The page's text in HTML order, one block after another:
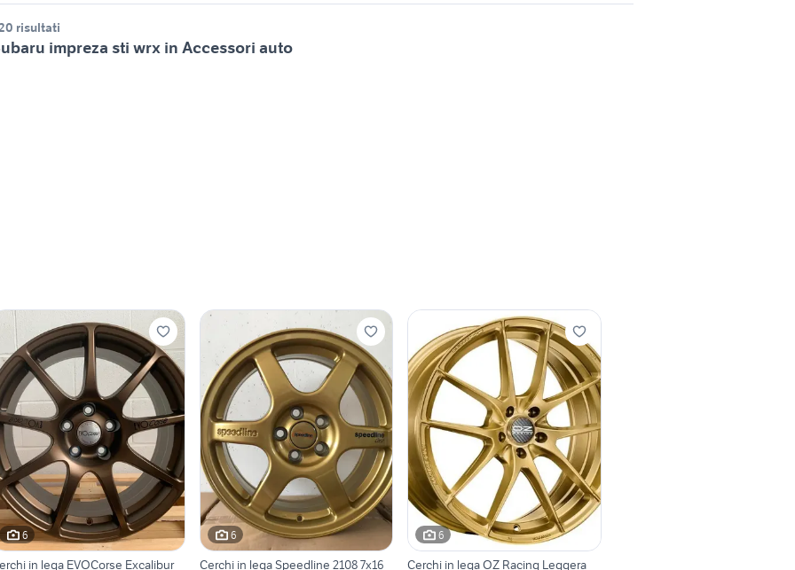
risultati
impreza sti wrx in Accessori auto
6
in lega EVOCorse Excalibur
6
Cerchi in lega Speedline 2108 7x16
6
Cerchi in lega OZ Racing Leggera